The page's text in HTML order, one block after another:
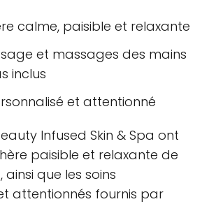
calme, paisible et relaxante
et massages des mains
inclus
et attentionné
Infused Skin & Spa ont
paisible et relaxante de
que les soins
attentionnés fournis par